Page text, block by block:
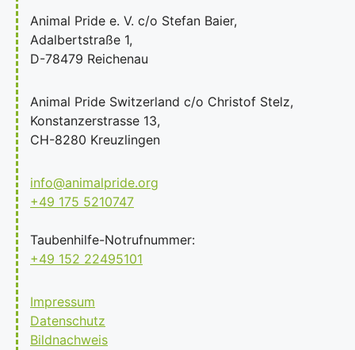
Animal Pride e. V. c/o Stefan Baier,
Adalbertstraße 1,
D-78479 Reichenau
Animal Pride Switzerland c/o Christof Stelz,
Konstanzerstrasse 13,
CH-8280 Kreuzlingen
info@animalpride.org
+49 175 5210747
Taubenhilfe-Notrufnummer:
+49 152 22495101
Impressum
Datenschutz
Bildnachweis